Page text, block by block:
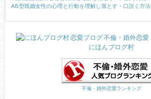
AB型既婚女性の心理と行動を理解し落とす・口説く方法
にほんブログ村
不倫・婚外恋愛ランキング